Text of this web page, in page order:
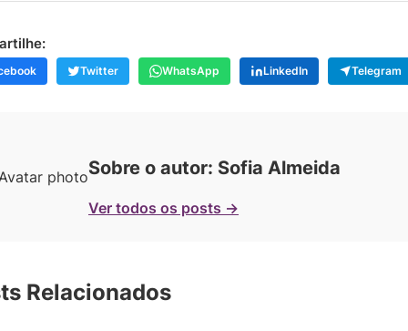
Twitter WhatsApp LinkedIn Telegram
Sobre o autor: Sofia Almeida
Ver todos os posts →
Relacionados